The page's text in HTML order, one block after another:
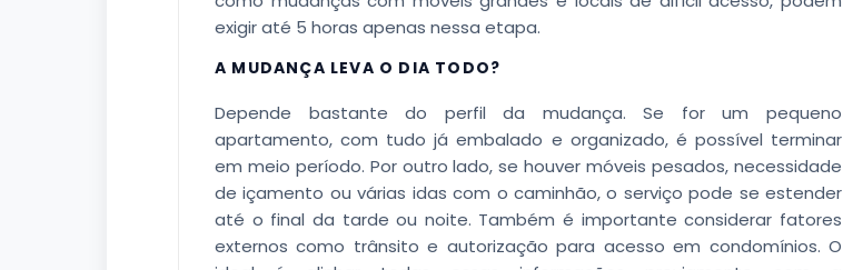
exigir até 5 horas apenas nessa etapa.
A MUDANÇA LEVA O DIA TODO?
Depende bastante do perfil da mudança. Se for um pequeno
apartamento, com tudo já embalado e organizado, é possível terminar
em meio período. Por outro lado, se houver móveis pesados, necessidade
de içamento ou várias idas com o caminhão, o serviço pode se estender
até o final da tarde ou noite. Também é importante considerar fatores
externos como trânsito e autorização para acesso em condomínios. O